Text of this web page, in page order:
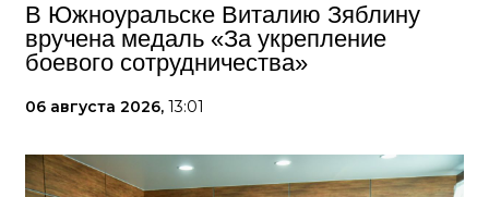
В Южноуральске Виталию Зяблину
вручена медаль «За укрепление
боевого сотрудничества»
06 августа 2026, 13:01